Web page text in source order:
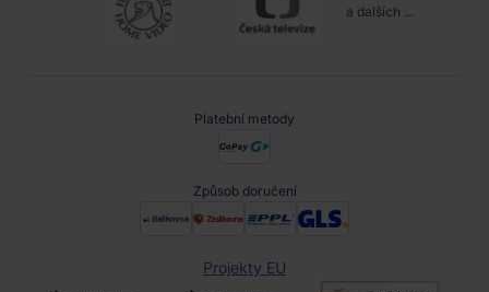
a dalších ...
Platební metody
Způsob doručení
Projekty EU